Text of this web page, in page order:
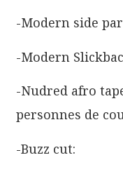
-Modern side
-Modern
-Nudred afro
personnes de
-Buzz cut: